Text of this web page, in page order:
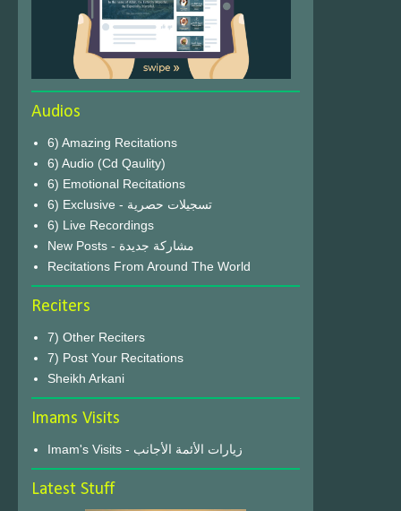
Audios
6) Amazing Recitations
6) Audio (Cd Qaulity)
6) Emotional Recitations
6) Exclusive - تسجيلات حصرية
6) Live Recordings
New Posts - مشاركة جديدة
Recitations From Around The World
Reciters
7) Other Reciters
7) Post Your Recitations
Sheikh Arkani
Imams Visits
Imam's Visits - زيارات الأئمة الأجانب
Latest Stuff